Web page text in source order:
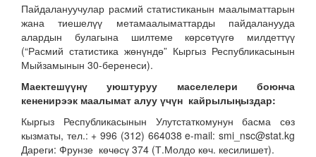
Пайдалануучулар расмий статистиканын маалыматтарын
жана тиешелүү метамаалыматтарды пайдаланууда
алардын булагына шилтеме көрсөтүүгө милдеттүү
(“Расмий статистика жөнүндө” Кыргыз Республикасынын
Мыйзамынын 30-беренеси).
Маектешүүнү уюштуруу маселелери боюнча
кененирээк маалымат алуу үчүн кайрылыңыздар:
Кыргыз Республикасынын Улутстаткомунун басма сөз
кызматы, тел.: + 996 (312) 664038 e-mail: smi_nsc@stat.kg
Дареги: Фрунзе көчөсү 374 (Т.Молдо көч. кесилишет).